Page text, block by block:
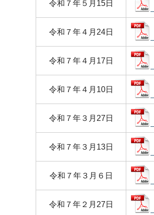
令和７年５月15日
令和７年４月24日
令和７年４月17日
令和７年４月10日
令和７年３月27日
令和７年３月13日
令和７年３月６日
令和７年２月27日